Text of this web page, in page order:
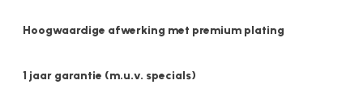
Hoogwaardige afwerking met premium plating
1 jaar garantie (m.u.v. specials)